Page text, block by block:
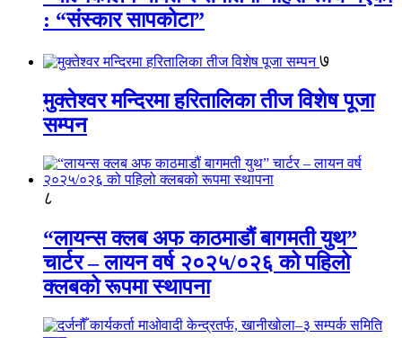
: “संस्कार सापकोटा”
७
मुक्तेश्वर मन्दिरमा हरितालिका तीज विशेष पूजा
सम्पन
८
“लायन्स क्लब अफ काठमाडौं बागमती युथ”
चार्टर – लायन वर्ष २०२५/०२६ को पहिलो
क्लबको रूपमा स्थापना